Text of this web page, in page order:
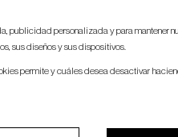
publicidad personalizada y para mantener
sus diseños y sus dispositivos.
permite y cuáles desea desactivar